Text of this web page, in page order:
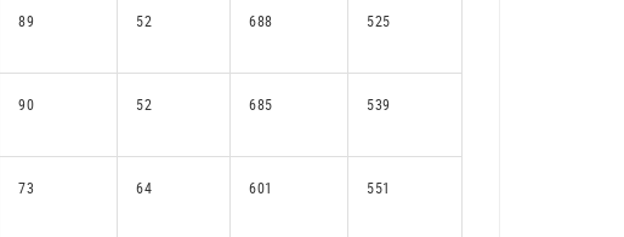
89 52 688 525
90 52 685 539
73 64 601 551